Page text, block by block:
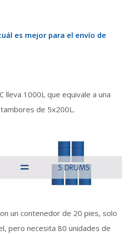
es mejor para el envío de
lleva 1000L que equivale a una
de 5x200L.
un contenedor de 20 pies, solo
pero necesita 80 unidades de